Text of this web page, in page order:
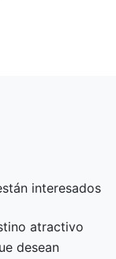
interesados
atractivo
desean